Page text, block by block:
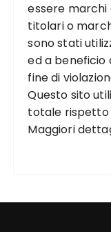
essere
titolari o
sono stati
ed a beneficio
fine di
Questo sito
totale rispetto
Maggiori